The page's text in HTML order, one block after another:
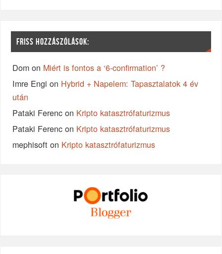
FRISS HOZZÁSZÓLÁSOK:
Dom on Miért is fontos a ‘6-confirmation’ ?
Imre Engi on Hybrid + Napelem: Tapasztalatok 4 év
után
Pataki Ferenc on Kripto katasztrófaturizmus
Pataki Ferenc on Kripto katasztrófaturizmus
mephisoft on Kripto katasztrófaturizmus